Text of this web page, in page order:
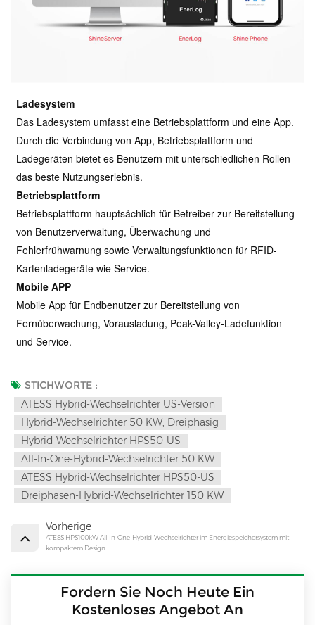
Ladesystem
Das Ladesystem umfasst eine Betriebsplattform und eine App.
Durch die Verbindung von App, Betriebsplattform und
Ladegeräten bietet es Benutzern mit unterschiedlichen Rollen
das beste Nutzungserlebnis.
Betriebsplattform
Betriebsplattform hauptsächlich für Betreiber zur Bereitstellung
von Benutzerverwaltung, Überwachung und
Fehlerfrühwarnung sowie Verwaltungsfunktionen für RFID-
Kartenladegeräte wie Service.
Mobile APP
Mobile App für Endbenutzer zur Bereitstellung von
Fernüberwachung, Vorausladung, Peak-Valley-Ladefunktion
und Service.
STICHWORTE :
ATESS Hybrid-Wechselrichter US-Version
Hybrid-Wechselrichter 50 KW, Dreiphasig
Hybrid-Wechselrichter HPS50-US
All-In-One-Hybrid-Wechselrichter 50 KW
ATESS Hybrid-Wechselrichter HPS50-US
Dreiphasen-Hybrid-Wechselrichter 150 KW
Vorherige
ATESS HPS100kW All-In-One-Hybrid-Wechselrichter im Energiespeichersystem mit
kompaktem Design
Fordern Sie Noch Heute Ein
Kostenloses Angebot An